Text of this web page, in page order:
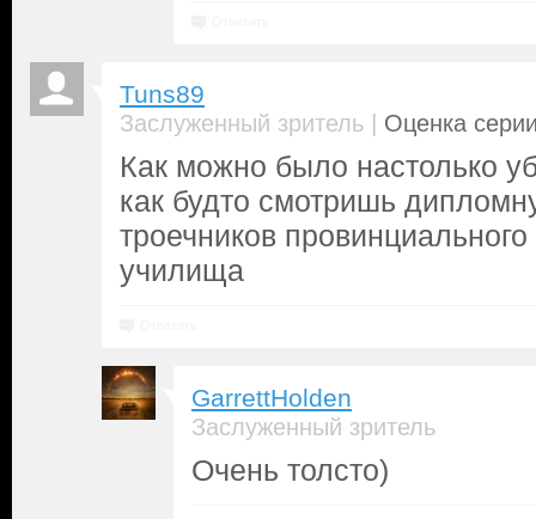
Tuns89
Заслуженный зритель | Оценка
Как можно было настолько
как будто смотришь
троечников провинциального
училища
GarrettHolden
Заслуженный зритель
Очень толсто)